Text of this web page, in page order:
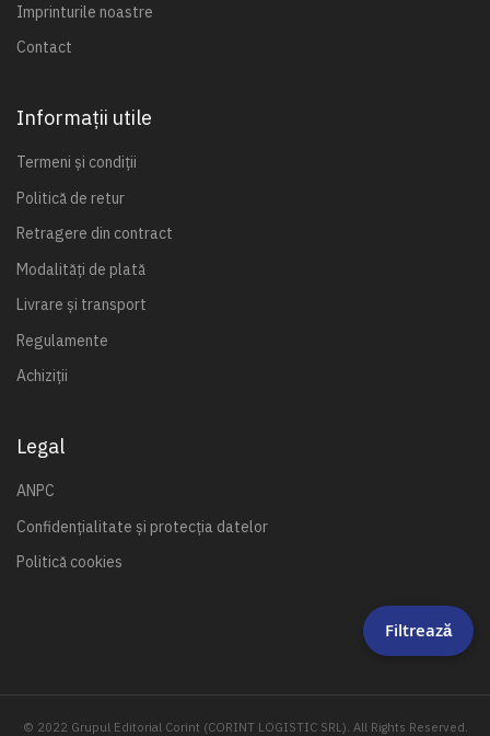
Imprinturile noastre
Contact
Informații utile
Termeni și condiții
Politică de retur
Retragere din contract
Modalități de plată
Livrare și transport
Regulamente
Achiziții
Legal
ANPC
Confidențialitate și protecția datelor
Politică cookies
© 2022 Grupul Editorial Corint (CORINT LOGISTIC SRL). All Rights Reserved.
Filtrează